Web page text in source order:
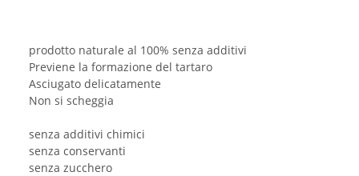
prodotto naturale al 100% senza additivi
Previene la formazione del tartaro
Asciugato delicatamente
Non si scheggia
senza additivi chimici
senza conservanti
senza zucchero